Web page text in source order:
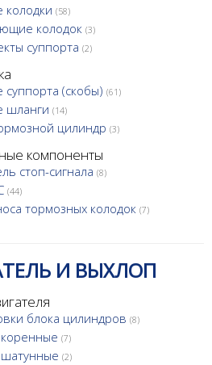
колодки (58)
колодок (3)
суппорта (2)
(скобы) (61)
шланги (14)
цилиндр (3)
компоненты
стоп-сигнала (8)
(44)
тормозных колодок (7)
И ВЫХЛОП
блока цилиндров (8)
(7)
(2)